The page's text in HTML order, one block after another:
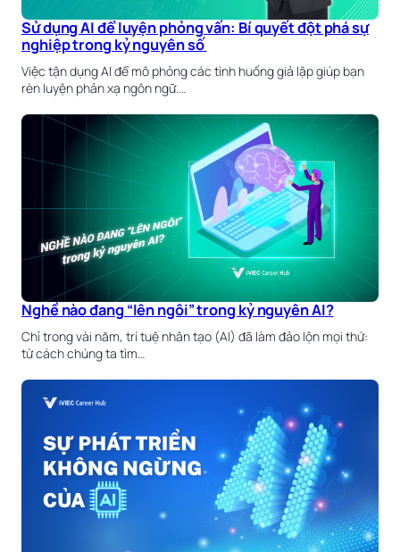
Sử dụng AI để luyện phỏng vấn: Bí quyết đột phá sự
nghiệp trong kỷ nguyên số
Việc tận dụng AI để mô phỏng các tình huống giả lập giúp bạn
rèn luyện phản xạ ngôn ngữ.…
Nghề nào đang “lên ngôi” trong kỷ nguyên AI?
Chỉ trong vài năm, trí tuệ nhân tạo (AI) đã làm đảo lộn mọi thứ:
từ cách chúng ta tìm…